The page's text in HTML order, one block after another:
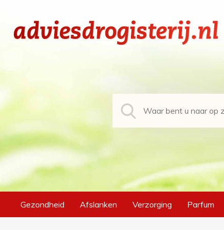
Gezondheid Afslanken Verzorging Parfum